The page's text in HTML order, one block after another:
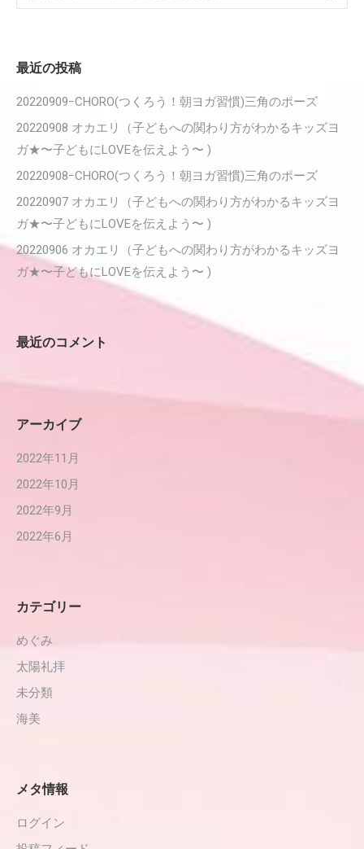
索:
最近の投稿
20220909ｰCHORO(つくろう！朝ヨガ習慣)三角のポーズ
20220908 オカエリ（子どもへの関わり方がわかるキッズヨ
ガ★〜子どもにLOVEを伝えよう〜 )
20220908ｰCHORO(つくろう！朝ヨガ習慣)三角のポーズ
20220907 オカエリ（子どもへの関わり方がわかるキッズヨ
ガ★〜子どもにLOVEを伝えよう〜 )
20220906 オカエリ（子どもへの関わり方がわかるキッズヨ
ガ★〜子どもにLOVEを伝えよう〜 )
最近のコメント
アーカイブ
2022年11月
2022年10月
2022年9月
2022年6月
カテゴリー
めぐみ
太陽礼拝
未分類
海美
メタ情報
ログイン